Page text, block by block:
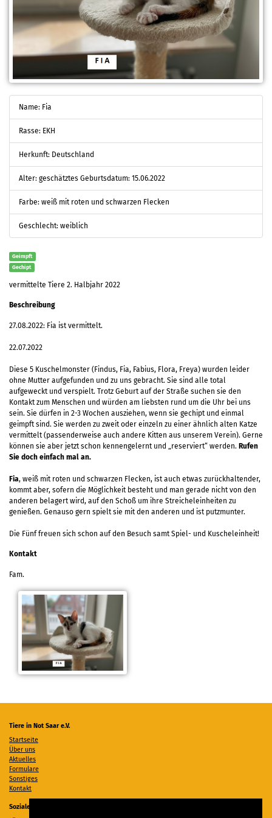
Name: Fia
Rasse: EKH
Herkunft: Deutschland
Alter: geschätztes Geburtsdatum: 15.06.2022
Farbe: weiß mit roten und schwarzen Flecken
Geschlecht: weiblich
Geimpft
Gechipt
vermittelte Tiere 2. Halbjahr 2022
Beschreibung
27.08.2022: Fia ist vermittelt.
22.07.2022
Diese 5 Kuschelmonster (Findus, Fia, Fabius, Flora, Freya) wurden leider
ohne Mutter aufgefunden und zu uns gebracht. Sie sind alle total
aufgeweckt und verspielt. Trotz Geburt auf der Straße suchen sie den
Kontakt zum Menschen und würden am liebsten rund um die Uhr bei uns
sein. Sie dürfen in 2-3 Wochen ausziehen, wenn sie gechipt und einmal
geimpft sind. Sie werden zu zweit oder einzeln zu einer ähnlich alten Katze
vermittelt (passenderweise auch andere Kitten aus unserem Verein). Gerne
können sie aber jetzt schon kennengelernt und „reserviert“ werden. Rufen
Sie doch einfach mal an.
Fia, weiß mit roten und schwarzen Flecken, ist auch etwas zurückhaltender,
kommt aber, sofern die Möglichkeit besteht und man gerade nicht von den
anderen belagert wird, auf den Schoß um ihre Streicheleinheiten zu
genießen. Genauso gern spielt sie mit den anderen und ist putzmunter.
Die Fünf freuen sich schon auf den Besuch samt Spiel- und Kuscheleinheit!
Kontakt
Fam.
Tiere in Not Saar e.V.
Startseite
Über uns
Aktuelles
Formulare
Sonstiges
Kontakt
Soziale Medien